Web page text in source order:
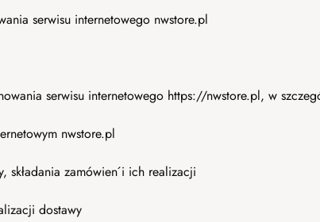
serwisu internetowego nwstore.pl
serwisu internetowego https://nwstore.pl, w
nwstore.pl
składania zamówień i ich realizacji
dostawy